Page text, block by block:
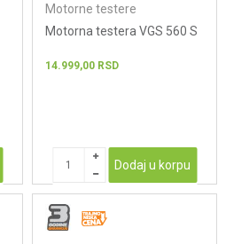
Motorne testere
Motorna testera VGS 560 S
14.999,00 RSD
Dodaj u korpu